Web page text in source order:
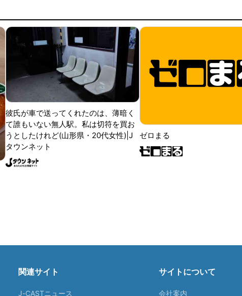
彼氏が車で送ってくれたのは、薄暗く
て誰もいない無人駅。私は切符を買お
うとしたけれど(山形県・20代女性)|J
タウンネット
ゼロまる
関連サイト
J-CASTニュース
サイトについて
会社案内